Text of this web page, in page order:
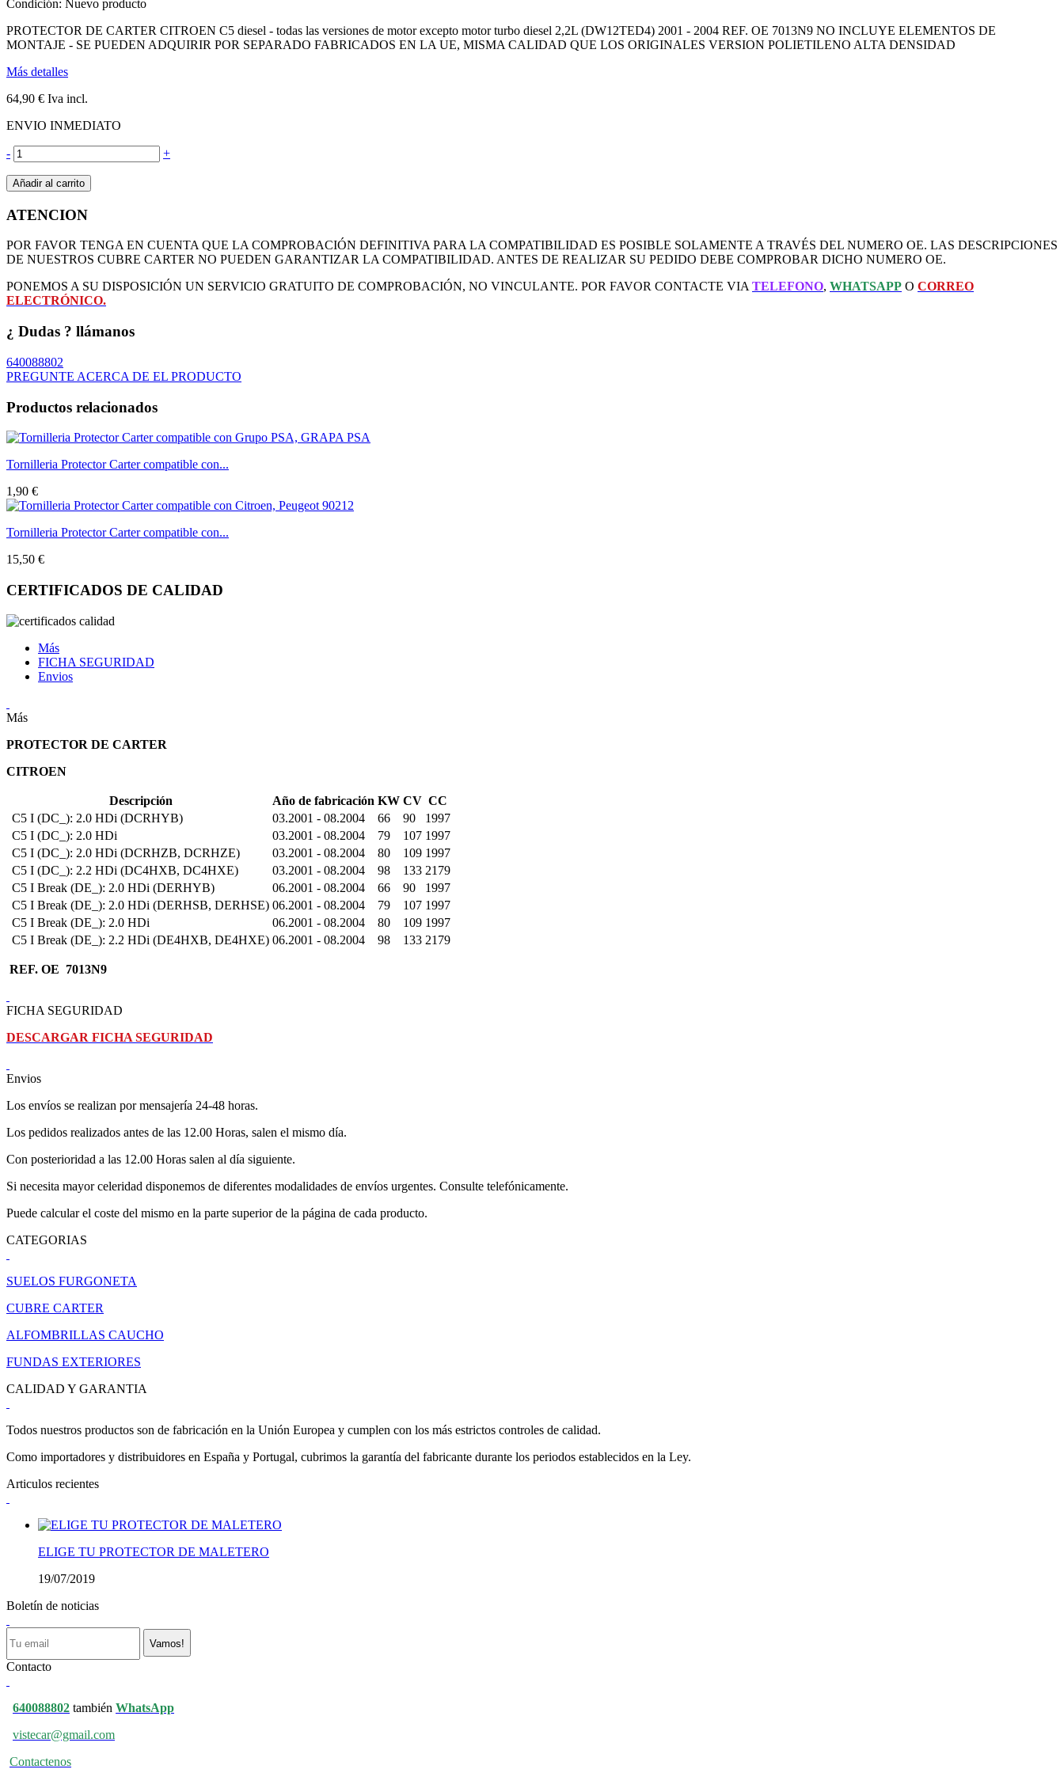
Condición: Nuevo producto
PROTECTOR DE CARTER CITROEN C5 diesel - todas las versiones de motor excepto motor turbo diesel 2,2L (DW12TED4) 2001 - 2004 REF. OE 7013N9 NO INCLUYE ELEMENTOS DE
MONTAJE - SE PUEDEN ADQUIRIR POR SEPARADO FABRICADOS EN LA UE, MISMA CALIDAD QUE LOS ORIGINALES VERSION POLIETILENO ALTA DENSIDAD
Más detalles
64,90 € Iva incl.
ENVIO INMEDIATO
- +
Añadir al carrito
ATENCION
POR FAVOR TENGA EN CUENTA QUE LA COMPROBACIÓN DEFINITIVA PARA LA COMPATIBILIDAD ES POSIBLE SOLAMENTE A TRAVÉS DEL NUMERO OE. LAS DESCRIPCIONES
DE NUESTROS CUBRE CARTER NO PUEDEN GARANTIZAR LA COMPATIBILIDAD. ANTES DE REALIZAR SU PEDIDO DEBE COMPROBAR DICHO NUMERO OE.
PONEMOS A SU DISPOSICIÓN UN SERVICIO GRATUITO DE COMPROBACIÓN, NO VINCULANTE. POR FAVOR CONTACTE VIATELEFONO, WHATSAPP O CORREO
ELECTRÓNICO.
¿ Dudas ? llámanos
640088802
PREGUNTE ACERCA DE EL PRODUCTO
Productos relacionados
Tornilleria Protector Carter compatible con...
1,90 €
Tornilleria Protector Carter compatible con...
15,50 €
CERTIFICADOS DE CALIDAD
Más
FICHA SEGURIDAD
Envios
Más
PROTECTOR DE CARTER
CITROEN
Descripción Año de fabricación KW CV CC
C5 I (DC_): 2.0 HDi (DCRHYB)
03.2001 - 08.2004 66 90
1997
C5 I (DC_): 2.0 HDi
03.2001 - 08.2004 79 107 1997
C5 I (DC_): 2.0 HDi (DCRHZB, DCRHZE)
03.2001 - 08.2004 80 109 1997
C5 I (DC_): 2.2 HDi (DC4HXB, DC4HXE)
03.2001 - 08.2004 98 133 2179
C5 I Break (DE_): 2.0 HDi (DERHYB)
06.2001 - 08.2004 66 90
1997
C5 I Break (DE_): 2.0 HDi (DERHSB, DERHSE) 06.2001 - 08.2004 79 107 1997
C5 I Break (DE_): 2.0 HDi
06.2001 - 08.2004 80 109 1997
C5 I Break (DE_): 2.2 HDi (DE4HXB, DE4HXE) 06.2001 - 08.2004 98 133 2179
REF. OE 7013N9
FICHA SEGURIDAD
DESCARGAR FICHA SEGURIDAD
Envios
Los envíos se realizan por mensajería 24-48 horas.
Los pedidos realizados antes de las 12.00 Horas, salen el mismo día.
Con posterioridad a las 12.00 Horas salen al día siguiente.
Si necesita mayor celeridad disponemos de diferentes modalidades de envíos urgentes. Consulte telefónicamente.
Puede calcular el coste del mismo en la parte superior de la página de cada producto.
CATEGORIAS
SUELOS FURGONETA
CUBRE CARTER
ALFOMBRILLAS CAUCHO
FUNDAS EXTERIORES
CALIDAD Y GARANTIA
Todos nuestros productos son de fabricación en la Unión Europea y cumplen con los más estrictos controles de calidad.
Como importadores y distribuidores en España y Portugal, cubrimos la garantía del fabricante durante los periodos establecidos en la Ley.
Articulos recientes
ELIGE TU PROTECTOR DE MALETERO
19/07/2019
Boletín de noticias
Vamos!
Contacto
640088802 también WhatsApp
vistecar@gmail.com
Contactenos